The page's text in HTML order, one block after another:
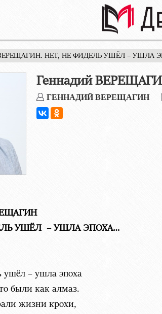
НЕТ, НЕ ФИДЕЛЬ УШЁЛ – УШЛА
Геннадий
ГЕННАДИЙ ВЕРЕЩАГИН
УШЁЛ – УШЛА ЭПОХА…
ушёл – ушла эпоха
были как алмаз.
жизни крохи,